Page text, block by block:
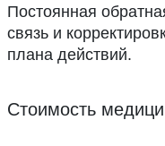
Постоянная
связь и
плана действий.
Стоимость